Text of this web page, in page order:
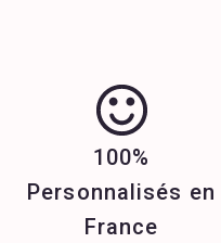
100%
Personnalisés en
France